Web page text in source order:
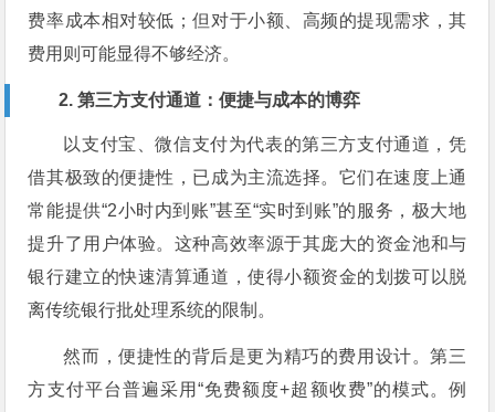
费率成本相对较低；但对于小额、高频的提现需求，其
费用则可能显得不够经济。
2. 第三方支付通道：便捷与成本的博弈
以支付宝、微信支付为代表的第三方支付通道，凭
借其极致的便捷性，已成为主流选择。它们在速度上通
常能提供“2小时内到账”甚至“实时到账”的服务，极大地
提升了用户体验。这种高效率源于其庞大的资金池和与
银行建立的快速清算通道，使得小额资金的划拨可以脱
离传统银行批处理系统的限制。
然而，便捷性的背后是更为精巧的费用设计。第三
方支付平台普遍采用“免费额度+超额收费”的模式。例